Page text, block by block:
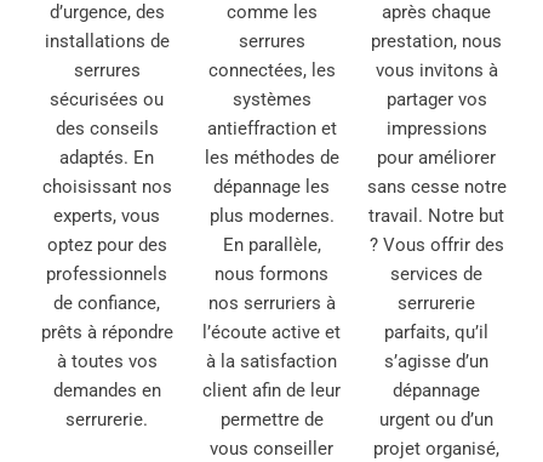
d’urgence, des
installations de
serrures
sécurisées ou
des conseils
adaptés. En
choisissant nos
experts, vous
optez pour des
professionnels
de confiance,
prêts à répondre
à toutes vos
demandes en
serrurerie.
comme les
serrures
connectées, les
systèmes
antieffraction et
les méthodes de
dépannage les
plus modernes.
En parallèle,
nous formons
nos serruriers à
l’écoute active et
à la satisfaction
client afin de leur
permettre de
vous conseiller
après chaque
prestation, nous
vous invitons à
partager vos
impressions
pour améliorer
sans cesse notre
travail. Notre but
? Vous offrir des
services de
serrurerie
parfaits, qu’il
s’agisse d’un
dépannage
urgent ou d’un
projet organisé,